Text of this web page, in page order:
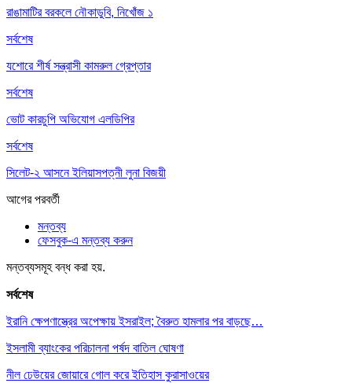
রাঙামাটির বরকলে নৌকাডুবি, নিখোঁজ ১
সর্বশেষ
যশোরে শীর্ষ সন্ত্রাসী কামরুল গ্রেপ্তার
সর্বশেষ
ভোট কারচুপি অভিযোগ এলডিপির
সর্বশেষ
সিলেট-২ আসনে ইলিয়াসপত্নী লুনা বিজয়ী
আগেরপরবর্তী
মন্তব্য
ফেসবুক-এ মন্তব্য করুন
মন্তব্যসমূহ বন্ধ করা হয়.
সর্বশেষ
ইরানি ক্ষেপণাস্ত্রের অপেক্ষায় ইসরাইল; বৈরুত হামলার পর বাড়ছে…
ইসলামী ব্যাংকের পরিচালনা পর্ষদ বাতিল ঘোষণা
নীল ঢেউয়ের জোয়ারে গোল করে ইতিহাস কুরাসাওয়ের